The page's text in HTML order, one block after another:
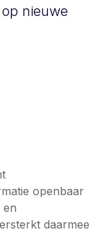
nieuwe
openbaar
en
daarmee